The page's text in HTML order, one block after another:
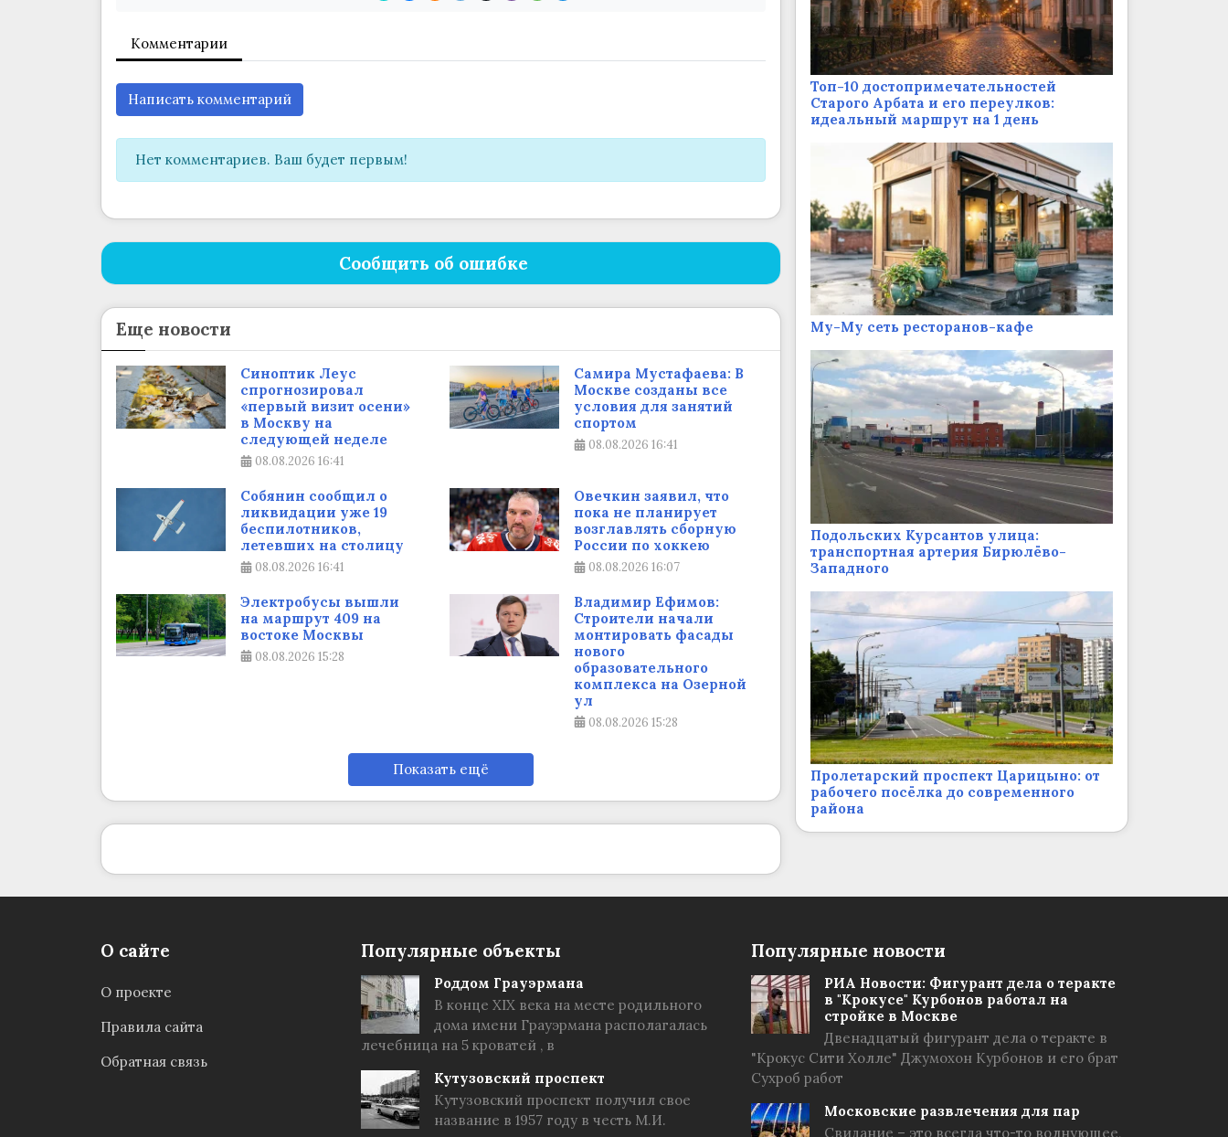
Комментарии
Написать комментарий
Нет комментариев. Ваш будет первым!
Сообщить об ошибке
Еще новости
Синоптик Леус
спрогнозировал
«первый визит осени»
в Москву на
следующей неделе
08.08.2026 16:41
Самира Мустафаева: В
Москве созданы все
условия для занятий
спортом
08.08.2026 16:41
Собянин сообщил о
ликвидации уже 19
беспилотников,
летевших на столицу
08.08.2026 16:41
Овечкин заявил, что
пока не планирует
возглавлять сборную
России по хоккею
08.08.2026 16:07
Электробусы вышли
на маршрут 409 на
востоке Москвы
08.08.2026 15:28
Владимир Ефимов:
Строители начали
монтировать фасады
нового
образовательного
комплекса на Озерной
ул
08.08.2026 15:28
Показать ещё
Топ-10 достопримечательностей
Старого Арбата и его переулков:
идеальный маршрут на 1 день
Му-Му сеть ресторанов-кафе
Подольских Курсантов улица:
транспортная артерия Бирюлёво-
Западного
Пролетарский проспект Царицыно: от
рабочего посёлка до современного
района
О сайте
О проекте
Правила сайта
Обратная связь
Популярные объекты
Роддом Грауэрмана
В конце XIX века на месте родильного
дома имени Грауэрмана располагалась
лечебница на 5 кроватей , в
Кутузовский проспект
Кутузовский проспект получил свое
название в 1957 году в честь М.И.
Популярные новости
РИА Новости: Фигурант дела о теракте
в "Крокусе" Курбонов работал на
стройке в Москве
Двенадцатый фигурант дела о теракте в
"Крокус Сити Холле" Джумохон Курбонов и его брат
Сухроб работ
Московские развлечения для пар
Свидание – это всегда что-то волнующее,